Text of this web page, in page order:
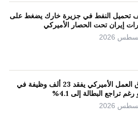
تحميل النفط في جزيرة خارك يضغط على
إيران تحت الحصار الأميركي
سوق العمل الأميركي يفقد 23 ألف وظيفة في
رغم تراجع البطالة إلى 4.1%